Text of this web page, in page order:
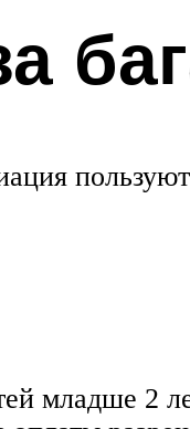
младше 2